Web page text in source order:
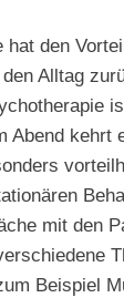
hat den
Alltag
Abend kehrt
mit den
Beispiel